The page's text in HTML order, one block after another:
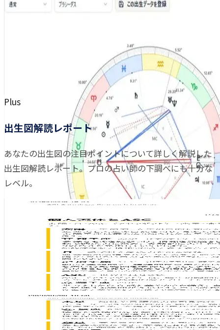
Plus
出生図解読レポート
あなたの出生図の注目ポイントについて詳しく解説した
出生図解読レポート。プロの占い師の下調べにも十分な
レベル。